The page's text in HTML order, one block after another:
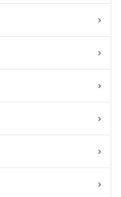
›
›
›
›
›
›